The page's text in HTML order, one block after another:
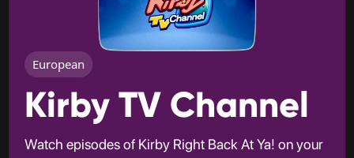
European
Kirby TV Channel
Watch episodes of Kirby Right Back At Ya! on your